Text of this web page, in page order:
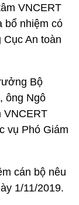
VNCERT
bổ nhiệm có
An toàn
Bộ
ông Ngô
VNCERT
vụ Phó Giám
cán bộ nêu
1/11/2019.